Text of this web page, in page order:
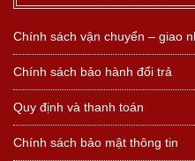
Chính sách vận chuyển – giao
Chính sách bảo hành đổi trả
Quy định và thanh toán
Chính sách bảo mật thông tin